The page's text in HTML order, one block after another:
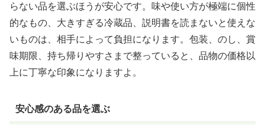
らない品を選ぶほうが安心です。味や使い方が極端に個性
的なもの、大きすぎる冷蔵品、説明書を読まないと使えな
いものは、相手によって負担になります。包装、のし、賞
味期限、持ち帰りやすさまで整っていると、品物の価格以
上に丁寧な印象になりますよ。
安心感のある品を選ぶ